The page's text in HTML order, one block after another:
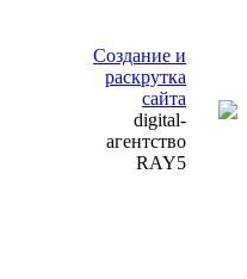
Создание и
раскрутка
сайта
digital-
агентство
RAY5